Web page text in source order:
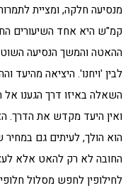
קמ"ש היא אחד השיעורים
ההאטה והמשך הנסיעה
לבין 'ויחנו'. היציאה מהיעד
השאלה באיזו דרך הגענו
ואין היעד מקדש את הדרך.
הוא הולך, לעיתים גם
החובה לא רק להאט אלא
לחילופין לחפש מסלול